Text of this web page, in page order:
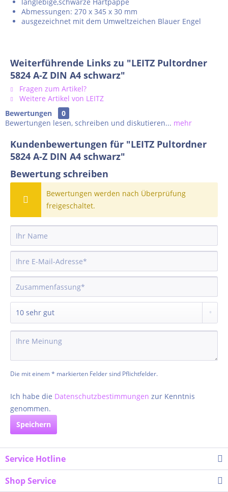
Abmessungen: 270 x 345 x 30 mm
ausgezeichnet mit dem Umweltzeichen Blauer Engel
Weiterführende Links zu "LEITZ Pultordner
5824 A-Z DIN A4 schwarz"
Fragen zum Artikel?
Weitere Artikel von LEITZ
Bewertungen
0
Bewertungen lesen, schreiben und diskutieren... mehr
Kundenbewertungen für "LEITZ Pultordner
5824 A-Z DIN A4 schwarz"
Bewertung schreiben
Bewertungen werden nach Überprüfung
freigeschaltet.
Die mit einem * markierten Felder sind Pflichtfelder.
Ich habe die Datenschutzbestimmungen zur Kenntnis
genommen.
Speichern
Service Hotline
Shop Service